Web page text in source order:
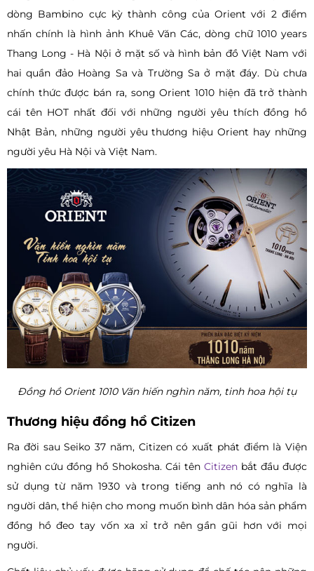
dòng Bambino cực kỳ thành công của Orient với 2 điểm
nhấn chính là hình ảnh Khuê Văn Các, dòng chữ 1010 years
Thang Long - Hà Nội ở mặt số và hình bản đồ Việt Nam với
hai quần đảo Hoàng Sa và Trường Sa ở mặt đáy. Dù chưa
chính thức được bán ra, song Orient 1010 hiện đã trở thành
cái tên HOT nhất đối với những người yêu thích đồng hồ
Nhật Bản, những người yêu thương hiệu Orient hay những
người yêu Hà Nội và Việt Nam.
Đồng hồ Orient 1010 Văn hiến nghìn năm, tinh hoa hội tụ
Thương hiệu đồng hồ Citizen
Ra đời sau Seiko 37 năm, Citizen có xuất phát điểm là Viện
nghiên cứu đồng hồ Shokosha. Cái tên Citizen bắt đầu được
sử dụng từ năm 1930 và trong tiếng anh nó có nghĩa là
người dân, thể hiện cho mong muốn bình dân hóa sản phẩm
đồng hồ đeo tay vốn xa xỉ trở nên gần gũi hơn với mọi
người.